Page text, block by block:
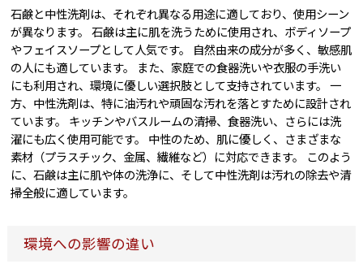
石鹸と中性洗剤は、それぞれ異なる用途に適しており、使用シーン
が異なります。 石鹸は主に肌を洗うために使用され、ボディソープ
やフェイスソープとして人気です。 自然由来の成分が多く、敏感肌
の人にも適しています。 また、家庭での食器洗いや衣服の手洗い
にも利用され、環境に優しい選択肢として支持されています。 一
方、中性洗剤は、特に油汚れや頑固な汚れを落とすために設計され
ています。 キッチンやバスルームの清掃、食器洗い、さらには洗
濯にも広く使用可能です。 中性のため、肌に優しく、さまざまな
素材（プラスチック、金属、繊維など）に対応できます。 このよう
に、石鹸は主に肌や体の洗浄に、そして中性洗剤は汚れの除去や清
掃全般に適しています。
環境への影響の違い